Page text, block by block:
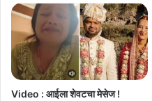
Video : आईला शेवटचा मेसेज !